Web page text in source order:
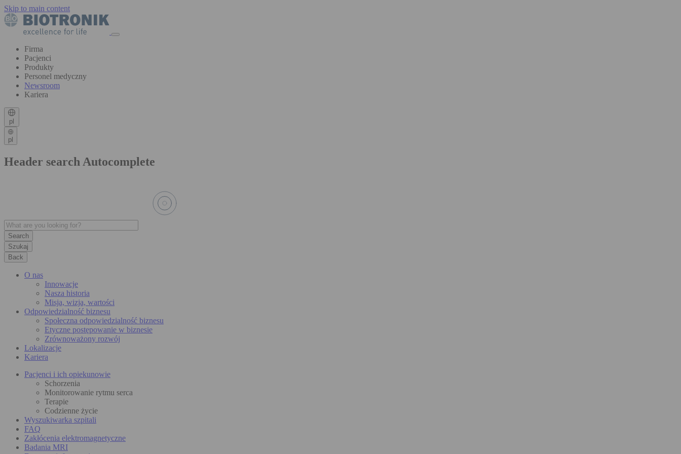
Skip to main content
Firma
Pacjenci
Produkty
Personel medyczny
Newsroom
Kariera
pl
pl
Header search Autocomplete
Szukaj
Back
O nas
Innowacje
Nasza historia
Misja, wizja, wartości
Odpowiedzialność biznesu
Społeczna odpowiedzialność biznesu
Etyczne postępowanie w biznesie
Zrównoważony rozwój
Lokalizacje
Kariera
Pacjenci i ich opiekunowie
Schorzenia
Monitorowanie rytmu serca
Terapie
Codzienne życie
Wyszukiwarka szpitali
FAQ
Zakłócenia elektromagnetyczne
Badania MRI